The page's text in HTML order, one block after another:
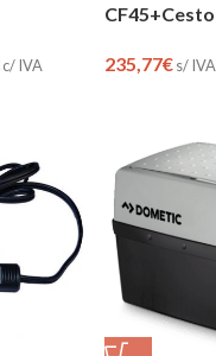
c/ IVA
CF45+Cesto
235,77€s/ IVA